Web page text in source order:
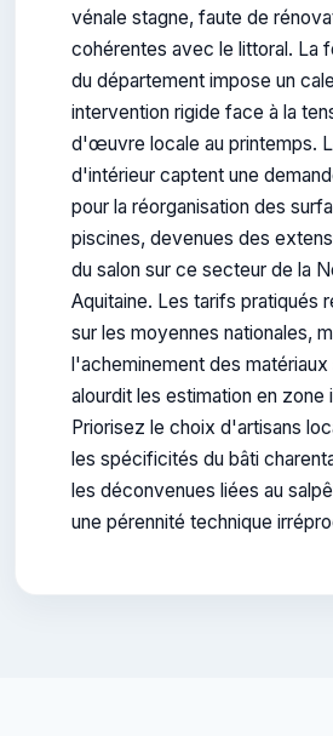
vénale stagne, faute de
cohérentes avec le littoral. La
du département impose un
intervention rigide face à la
d'œuvre locale au printemps.
d'intérieur captent une
pour la réorganisation des
piscines, devenues des
du salon sur ce secteur de la
Aquitaine. Les tarifs pratiqués
sur les moyennes nationales,
l'acheminement des
alourdit les estimation en zone
Priorisez le choix d'artisans
les spécificités du bâti
les déconvenues liées au
une pérennité technique